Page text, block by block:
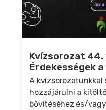
Kvízsorozat 44.
Érdekességek
A kvízsorozatunkkal
hozzájárulni a
bővítéséhez és/